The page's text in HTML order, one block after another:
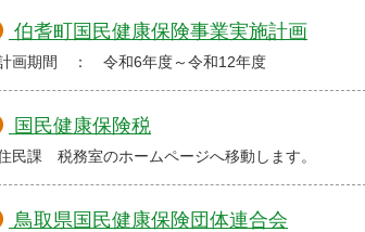
伯耆町国民健康保険事業実施計画
画期間 ： 令和6年度～令和12年度
国民健康保険税
民課 税務室のホームページへ移動します。
鳥取県国民健康保険団体連合会